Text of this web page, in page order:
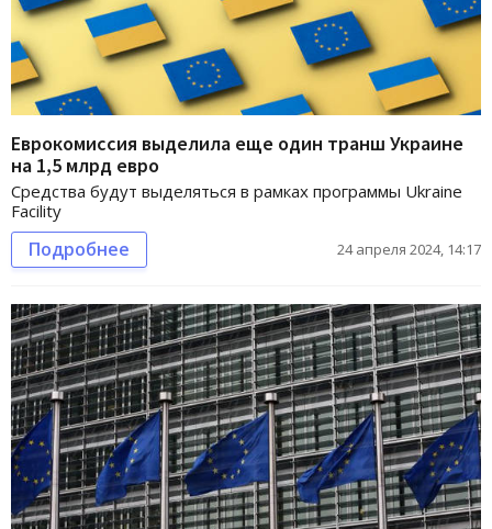
Еврокомиссия выделила еще один транш Украине
на 1,5 млрд евро
Средства будут выделяться в рамках программы Ukraine
Facility
Подробнее 24 апреля 2024, 14:17